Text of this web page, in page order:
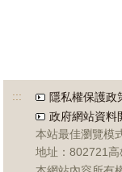
::: 隱私權保護政
政府網站資料
本站最佳瀏覽模
地址：802721